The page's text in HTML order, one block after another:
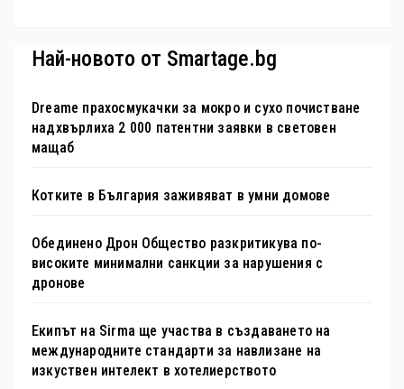
Най-новото от Smartage.bg
Dreame прахосмукачки за мокро и сухо почистване
надхвърлиха 2 000 патентни заявки в световен
мащаб
Котките в България заживяват в умни домове
Обединено Дрон Общество разкритикува по-
високите минимални санкции за нарушения с
дронове
Екипът на Sirma ще участва в създаването на
международните стандарти за навлизане на
изкуствен интелект в хотелиерството